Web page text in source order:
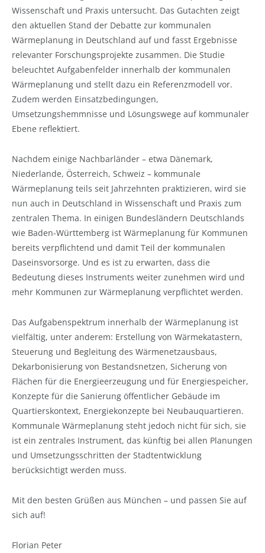
Wissenschaft und Praxis untersucht. Das Gutachten zeigt
den aktuellen Stand der Debatte zur kommunalen
Wärmeplanung in Deutschland auf und fasst Ergebnisse
relevanter Forschungsprojekte zusammen. Die Studie
beleuchtet Aufgabenfelder innerhalb der kommunalen
Wärmeplanung und stellt dazu ein Referenzmodell vor.
Zudem werden Einsatzbedingungen,
Umsetzungshemmnisse und Lösungswege auf kommunaler
Ebene reflektiert.
Nachdem einige Nachbarländer – etwa Dänemark,
Niederlande, Österreich, Schweiz – kommunale
Wärmeplanung teils seit Jahrzehnten praktizieren, wird sie
nun auch in Deutschland in Wissenschaft und Praxis zum
zentralen Thema. In einigen Bundesländern Deutschlands
wie Baden-Württemberg ist Wärmeplanung für Kommunen
bereits verpflichtend und damit Teil der kommunalen
Daseinsvorsorge. Und es ist zu erwarten, dass die
Bedeutung dieses Instruments weiter zunehmen wird und
mehr Kommunen zur Wärmeplanung verpflichtet werden.
Das Aufgabenspektrum innerhalb der Wärmeplanung ist
vielfältig, unter anderem: Erstellung von Wärmekatastern,
Steuerung und Begleitung des Wärmenetzausbaus,
Dekarbonisierung von Bestandsnetzen, Sicherung von
Flächen für die Energieerzeugung und für Energiespeicher,
Konzepte für die Sanierung öffentlicher Gebäude im
Quartierskontext, Energiekonzepte bei Neubauquartieren.
Kommunale Wärmeplanung steht jedoch nicht für sich, sie
ist ein zentrales Instrument, das künftig bei allen Planungen
und Umsetzungsschritten der Stadtentwicklung
berücksichtigt werden muss.
Mit den besten Grüßen aus München – und passen Sie auf
sich auf!
Florian Peter